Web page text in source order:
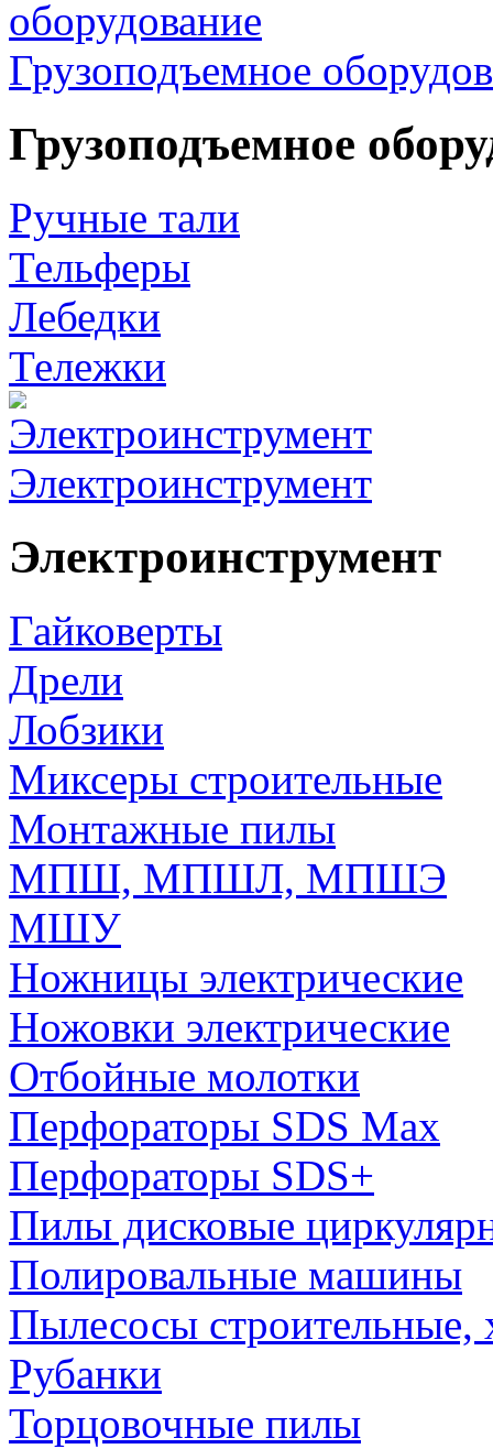
Грузоподъемное
Грузоподъемное
Ручные тали
Тельферы
Лебедки
Тележки
Электроинструмент
Электроинструмент
Гайковерты
Дрели
Лобзики
Миксеры строительные
Монтажные пилы
МПШ, МПШЛ, МПШЭ
МШУ
Ножницы электрические
Ножовки электрические
Отбойные молотки
Перфораторы SDS Max
Перфораторы SDS+
Пилы дисковые
Полировальные машины
Пылесосы строительные,
Рубанки
Торцовочные пилы